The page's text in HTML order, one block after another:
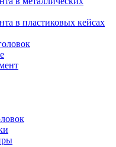
в пластиковых кейсах